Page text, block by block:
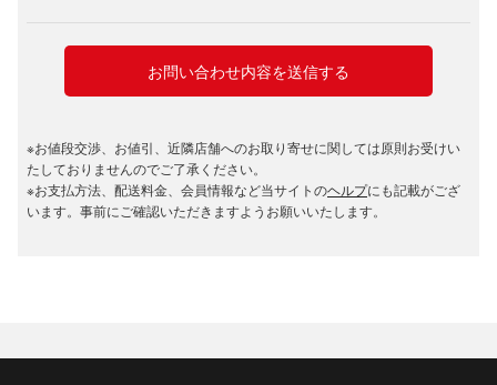
※お値段交渉、お値引、近隣店舗へのお取り寄せに関しては原則お受けい
たしておりませんのでご了承ください。
※お支払方法、配送料金、会員情報など当サイトのヘルプにも記載がござ
います。事前にご確認いただきますようお願いいたします。